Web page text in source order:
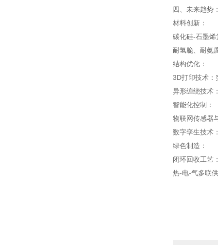
四、未来趋势
材料创新：
碳化硅-石墨
耐氢脆、耐氨
结构优化：
3D打印技术：
异形缠绕技术
智能化控制：
物联网传感器
数字孪生技术
绿色制造：
闭环回收工艺
热-电-气多联